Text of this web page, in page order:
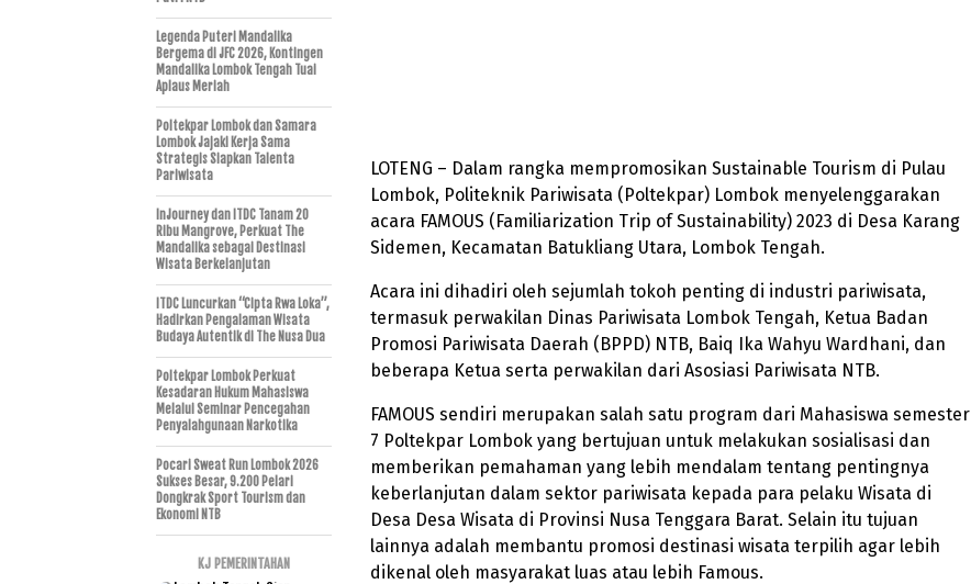
LOTENG – Dalam rangka mempromosikan Sustainable Tourism di Pulau
Lombok, Politeknik Pariwisata (Poltekpar) Lombok menyelenggarakan
acara FAMOUS (Familiarization Trip of Sustainability) 2023 di Desa Karang
Sidemen, Kecamatan Batukliang Utara, Lombok Tengah.
Acara ini dihadiri oleh sejumlah tokoh penting di industri pariwisata,
termasuk perwakilan Dinas Pariwisata Lombok Tengah, Ketua Badan
Promosi Pariwisata Daerah (BPPD) NTB, Baiq Ika Wahyu Wardhani, dan
beberapa Ketua serta perwakilan dari Asosiasi Pariwisata NTB.
FAMOUS sendiri merupakan salah satu program dari Mahasiswa semester
7 Poltekpar Lombok yang bertujuan untuk melakukan sosialisasi dan
memberikan pemahaman yang lebih mendalam tentang pentingnya
keberlanjutan dalam sektor pariwisata kepada para pelaku Wisata di
Desa Desa Wisata di Provinsi Nusa Tenggara Barat. Selain itu tujuan
lainnya adalah membantu promosi destinasi wisata terpilih agar lebih
dikenal oleh masyarakat luas atau lebih Famous.
Legenda Puteri Mandalika
Bergema di JFC 2026, Kontingen
Mandalika Lombok Tengah Tuai
Aplaus Meriah
Poltekpar Lombok dan Samara
Lombok Jajaki Kerja Sama
Strategis Siapkan Talenta
Pariwisata
InJourney dan ITDC Tanam 20
Ribu Mangrove, Perkuat The
Mandalika sebagai Destinasi
Wisata Berkelanjutan
ITDC Luncurkan “Cipta Rwa Loka”,
Hadirkan Pengalaman Wisata
Budaya Autentik di The Nusa Dua
Poltekpar Lombok Perkuat
Kesadaran Hukum Mahasiswa
Melalui Seminar Pencegahan
Penyalahgunaan Narkotika
Pocari Sweat Run Lombok 2026
Sukses Besar, 9.200 Pelari
Dongkrak Sport Tourism dan
Ekonomi NTB
KJ PEMERINTAHAN